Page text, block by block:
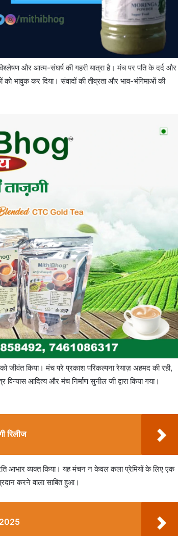
और आत्म-संघर्ष की गहरी यात्रा है। मंच पर पति के दर्द और
भावुक कर दिया। संवादों की तीव्रता और भाव-भंगिमाओं की
किया। मंच परे प्रकाश परिकल्पना रेयाज़ अहमद की रही,
आदित्य और मंच निर्माण सुनील जी द्वारा किया गया।
रिलीज
आभार व्यक्त किया। यह मंचन न केवल कला प्रेमियों के लिए एक
करने वाला साबित हुआ।
2025